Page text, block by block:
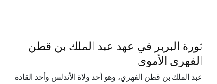
ثورة البربر في عهد عبد الملك بن قطن
الفهري الأموي
عبد الملك بن قطن الفهري، وهو أحد ولاة الأندلس وأحد القادة